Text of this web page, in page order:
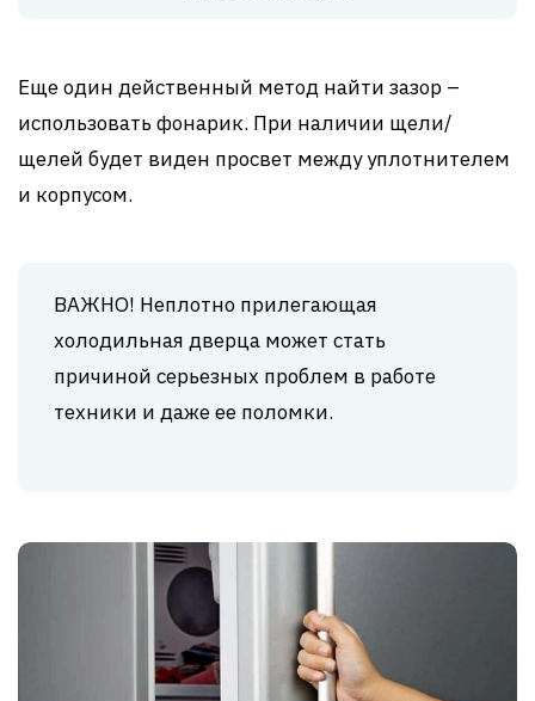
Еще один действенный метод найти зазор –
использовать фонарик. При наличии щели/
щелей будет виден просвет между уплотнителем
и корпусом.
ВАЖНО! Неплотно прилегающая
холодильная дверца может стать
причиной серьезных проблем в работе
техники и даже ее поломки.